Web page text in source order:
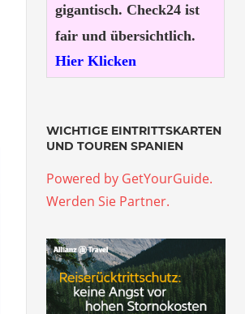
gigantisch. Check24 ist
fair und übersichtlich.
Hier Klicken
WICHTIGE EINTRITTSKARTEN
UND TOUREN SPANIEN
Powered by GetYourGuide.
Werden Sie Partner.